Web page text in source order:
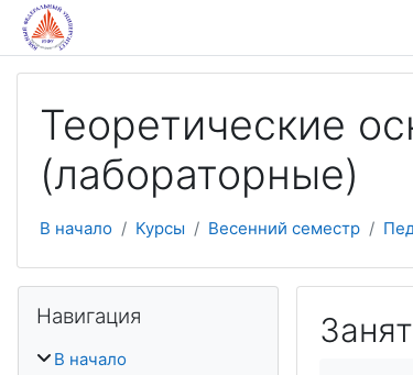
Перейти к основному содержанию
Теоретические
(лабораторные)
В начало Курсы Весенний семестр
Навигация
В начало